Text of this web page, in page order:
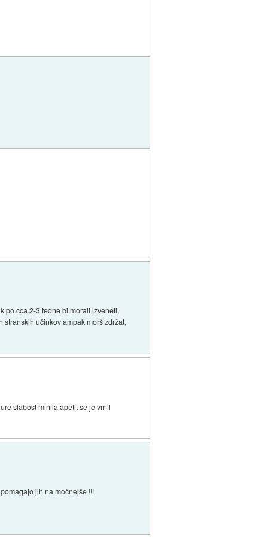
po cca.2-3 tedne bi morali izveneti.
stranskih učinkov ampak morš zdržat,
slabost minila apetit se je vrnil
jih na močnejše !!!